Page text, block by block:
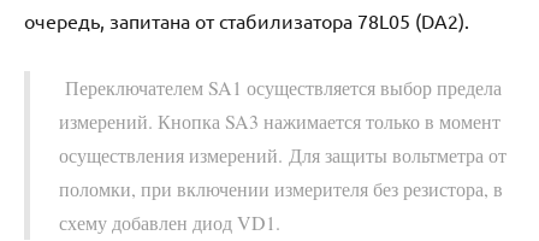
очередь, запитана от стабилизатора 78L05 (DA2).
Переключателем SA1 осуществляется выбор предела
измерений. Кнопка SA3 нажимается только в момент
осуществления измерений. Для защиты вольтметра от
поломки, при включении измерителя без резистора, в
схему добавлен диод VD1.